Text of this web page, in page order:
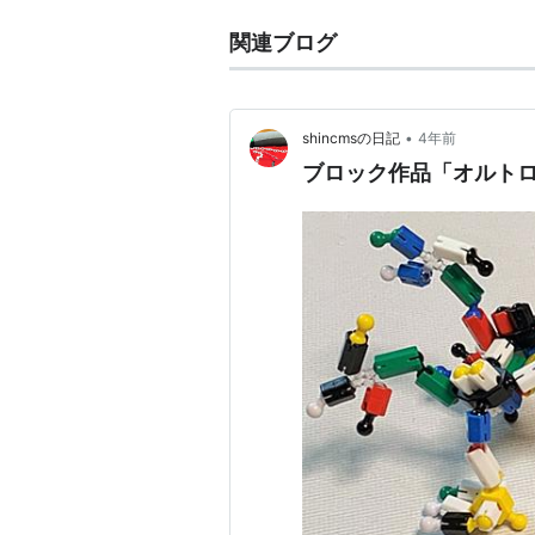
関連ブログ
shincmsの日記 • 4年前
ブロック作品「オルト